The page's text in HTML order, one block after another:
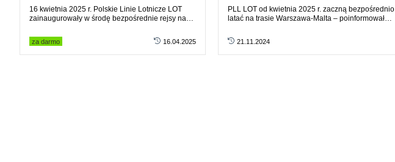
między Warszawą a Maltą
16 kwietnia 2025 r. Polskie Linie Lotnicze LOT
zainaugurowały w środę bezpośrednie rejsy na…
za darmo 16.04.2025
PLL LOT od kwietnia 2025 r. zaczną bezpośrednio
latać na trasie Warszawa-Malta – poinformował…
21.11.2024